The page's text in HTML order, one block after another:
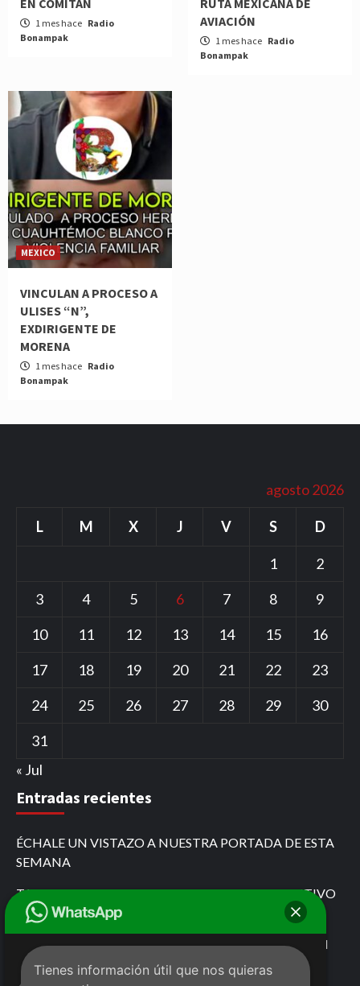
1 mes hace Radio
Bonampak
AVIACIÓN
1 mes hace Radio
Bonampak
MEXICO
VINCULAN A PROCESO A
ULISES “N”,
EXDIRIGENTE DE
MORENA
1 mes hace Radio
Bonampak
agosto 2026
L M X J V S D
1
2
3
4 5 6 7 8
9
10
11 12 13 14 15
16
17
18 19 20 21 22
23
24
25 26 27 28 29
30
31
« Jul
Entradas recientes
ÉCHALE UN VISTAZO A NUESTRA PORTADA DE ESTA
SEMANA
TARJETA ROJA POR PASARSE EL ROJO EL COLECTIVO
QUE SE CREYÓ DE FÓRMULA 1
MARIO FOX DESAFÍA AL GOBIERNO DE CHIAPAS EN
COMITÁN
Tienes información útil que nos quieras